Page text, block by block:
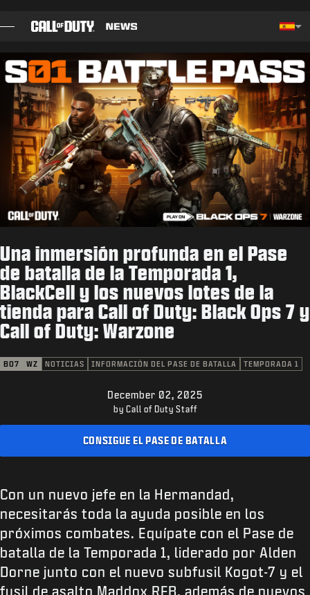
BLOG
GUÍAS
NOTAS DEL PARCHE
JUEGOS
TIENDA
ESPORTS
SOPORTE
INICIAR SESIÓN|REGISTRARSE
Una inmersión profunda en el Pase
de batalla de la Temporada 1,
BlackCell y los nuevos lotes de la
tienda para Call of Duty: Black Ops 7 y
Call of Duty: Warzone
BO7 WZ NOTICIAS INFORMACIÓN DEL PASE DE BATALLA TEMPORADA 1
December 02, 2025
by Call of Duty Staff
CONSIGUE EL PASE DE BATALLA
Con un nuevo jefe en la Hermandad,
necesitarás toda la ayuda posible en los
próximos combates. Equípate con el Pase de
batalla de la Temporada 1, liderado por Alden
Dorne junto con el nuevo subfusil Kogot-7 y el
fusil de asalto Maddox RFB, además de nuevos